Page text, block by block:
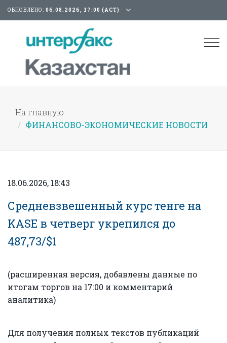
ОБНОВЛЕНО: 06.08.2026, 17:00 (АСТ)
На главную
ФИНАНСОВО-ЭКОНОМИЧЕСКИЕ НОВОСТИ
18.06.2026, 18:43
Средневзвешенный курс тенге на
KASE в четверг укрепился до
487,73/$1
(расширенная версия, добавлены данные по
итогам торгов на 17:00 и комментарий
аналитика)
Для получения полных текстов публикаций